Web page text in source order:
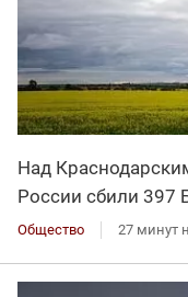
Над
России сбили 397
Общество 27 минут